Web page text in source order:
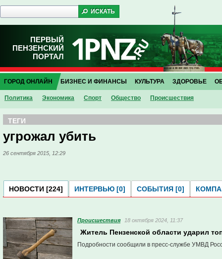
ПЕРВЫЙ
ПЕНЗЕНСКИЙ
ПОРТАЛ
ГОРОД ОНЛАЙН
Политика Экономика Спорт Общество Проиcшествия
БИЗНЕС И ФИНАНСЫ КУЛЬТУРА ЗДОРОВЬЕ
ТЕГИ
угрожал убить
26 сентября 2015, 12:29
НОВОСТИ [224] ИНТЕРВЬЮ [0] СОБЫТИЯ [0]
Проиcшествия 18 октября 2024, 11:37
Житель Пензенской области ударил
Подробности сообщили в пресс-службе УМВД